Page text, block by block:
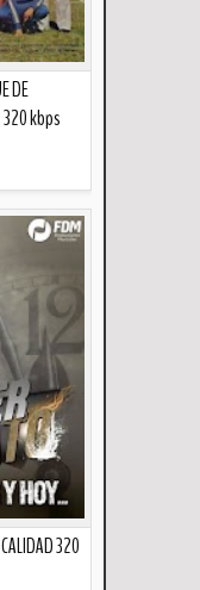
DE
320 kbps
320